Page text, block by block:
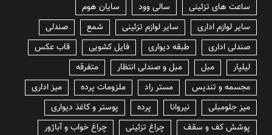
ساعت های تزئینی
سالی وود
سایان هوم
سایر لوازم اداری
سایر لوازم تزئینی شمع
صندلی
صندلی اداری
طبقه دیواری فایل کشویی
قاب عکس
لیلپار
مبل مبل و صندلی انتظار
متفرقه
مجسمه و تندیس
مستر راد ملزومات پرده
میز اداری
میز جلومبلی
نیروانا پرده
پوستر و کاغذ دیواری
پوشش کف و سقف
چراغ تزئینی
چراغ خواب و آباژور